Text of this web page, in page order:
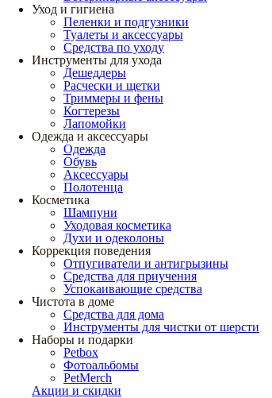
Уход и гигиена
Пеленки и подгузники
Туалеты и аксессуары
Средства по уходу
Инструменты для ухода
Дешеддеры
Расчески и щетки
Триммеры и фены
Когтерезы
Лапомойки
Одежда и аксессуары
Одежда
Обувь
Аксессуары
Полотенца
Косметика
Шампуни
Уходовая косметика
Духи и одеколоны
Коррекция поведения
Отпугиватели и антигрызины
Средства для приучения
Успокаивающие средства
Чистота в доме
Средства для дома
Инструменты для чистки от шерсти
Наборы и подарки
Petbox
Фотоальбомы
PetMerch
Акции и скидки